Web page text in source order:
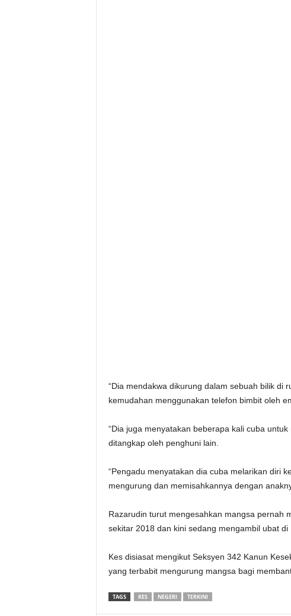
“Dia mendakwa dikurung dalam sebuah bilik di
kemudahan menggunakan telefon bimbit oleh
“Dia juga menyatakan beberapa kali cuba
ditangkap oleh penghuni lain.
“Pengadu menyatakan dia cuba melarikan diri
mengurung dan memisahkannya dengan
Razarudin turut mengesahkan mangsa pernah
sekitar 2018 dan kini sedang mengambil ubat di
Kes disiasat mengikut Seksyen 342 Kanun
yang terbabit mengurung mangsa bagi
TAGS KES NEGERI TERKINI